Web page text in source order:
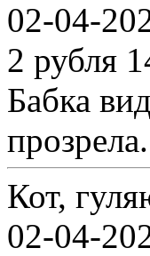
02-04-
2 рубля
Бабка
прозрела.
Кот,
02-04-